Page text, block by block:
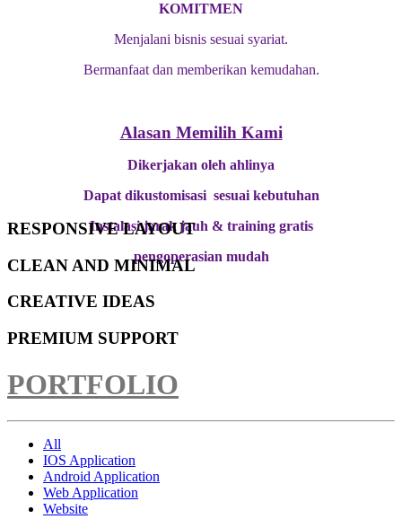
KOMITMEN
Menjalani bisnis sesuai syariat.
Bermanfaat dan memberikan kemudahan.
Alasan Memilih Kami
Dikerjakan oleh ahlinya
Dapat dikustomisasi sesuai kebutuhan
Instalasi jarak jauh & training gratis
pengoperasian mudah
RESPONSIVE LAYOUT
CLEAN AND MINIMAL
CREATIVE IDEAS
PREMIUM SUPPORT
PORTFOLIO
All
IOS Application
Android Application
Web Application
Website